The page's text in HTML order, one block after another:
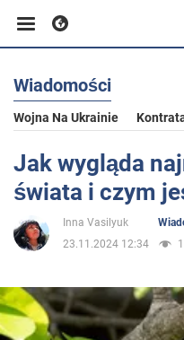
Biznes
Sport
Polityka
Wiadomości
Wojna Na Ukrainie
Jak wygląda
świata i czym
Inna Vasilyuk
23.11.2024 12:34
1